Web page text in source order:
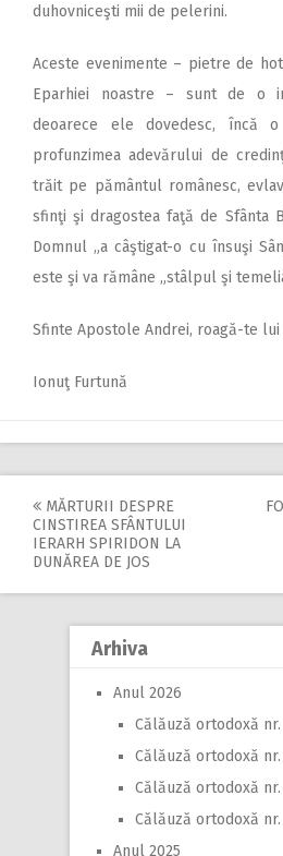
duhovniceşti mii de pelerini.
Aceste evenimente – pietre de
Eparhiei noastre – sunt de o
deoarece ele dovedesc, încă
profunzimea adevărului de
trăit pe pământul românesc,
sfinţi şi dragostea faţă de Sfânta
Domnul „a câştigat-o cu însuşi
este şi va rămâne „stâlpul şi
Sfinte Apostole Andrei, roagă-te
Ionuţ Furtună
Post
navigation
MĂRTURII DESPRE
CINSTIREA SFÂNTULUI
IERARH SPIRIDON LA
DUNĂREA DE JOS
Arhiva
Anul 2026
Călăuză ortodoxă nr.
Călăuză ortodoxă
Călăuză ortodoxă
Călăuză ortodoxă
Anul 2025